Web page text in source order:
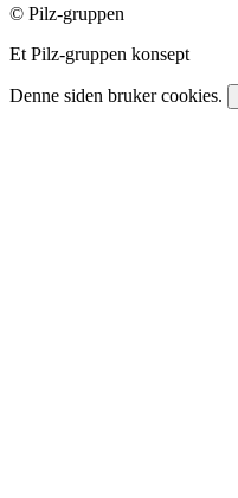
© Pilz-gruppen
Et Pilz-gruppen konsept
Denne siden bruker cookies.